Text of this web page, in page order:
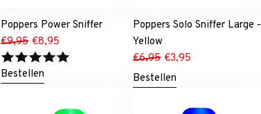
Poppers Power Sniffer
€9,95 €8,95
Bestellen
Poppers Solo Sniffer Large -
Yellow
€6,95 €3,95
Bestellen